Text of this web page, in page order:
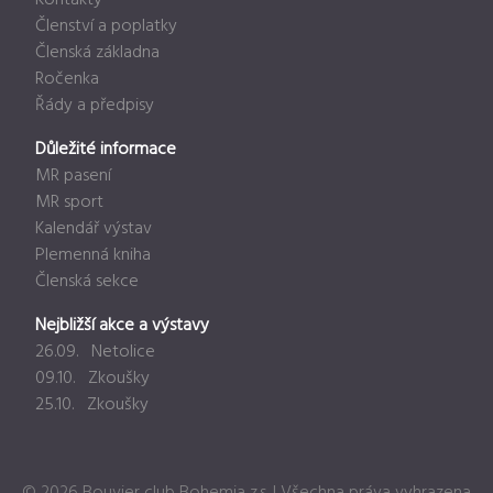
Členství a poplatky
Členská základna
Ročenka
Řády a předpisy
Důležité informace
MR pasení
MR sport
Kalendář výstav
Plemenná kniha
Členská sekce
Nejbližší akce a výstavy
26.09. Netolice
09.10. Zkoušky
25.10. Zkoušky